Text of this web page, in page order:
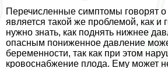
Перечисленные симптомы говорят о
является такой же проблемой, как и
нужно знать, как поднять нижнее
опасным пониженное давление
беременности, так как при этом
кровоснабжение плода. Ему может